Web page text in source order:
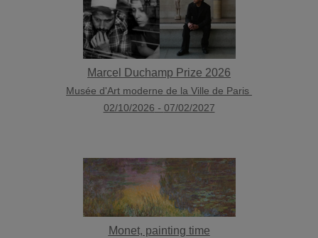
Marcel Duchamp Prize 2026
Musée d'Art moderne de la Ville de Paris
02/10/2026 - 07/02/2027
Monet, painting time